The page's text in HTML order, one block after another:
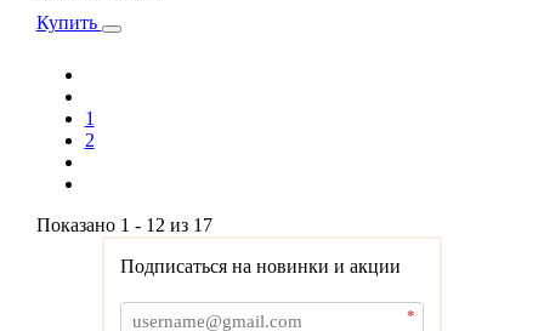
Купить
1
2
Показано 1 - 12 из 17
Подписаться на новинки и акции
*